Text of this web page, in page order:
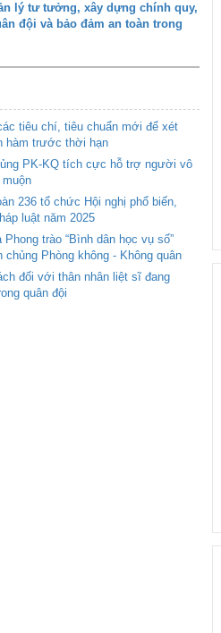
lý tư tưởng, xây dựng chính quy,
đội và bảo đảm an toàn trong
tiêu chí, tiêu chuẩn mới để xét
hàm trước thời hạn
PK-KQ tích cực hỗ trợ người vô
236 tổ chức Hội nghị phổ biến,
luật năm 2025
Phong trào “Bình dân học vụ số”
chủng Phòng không - Không quân
đối với thân nhân liệt sĩ đang
quân đội